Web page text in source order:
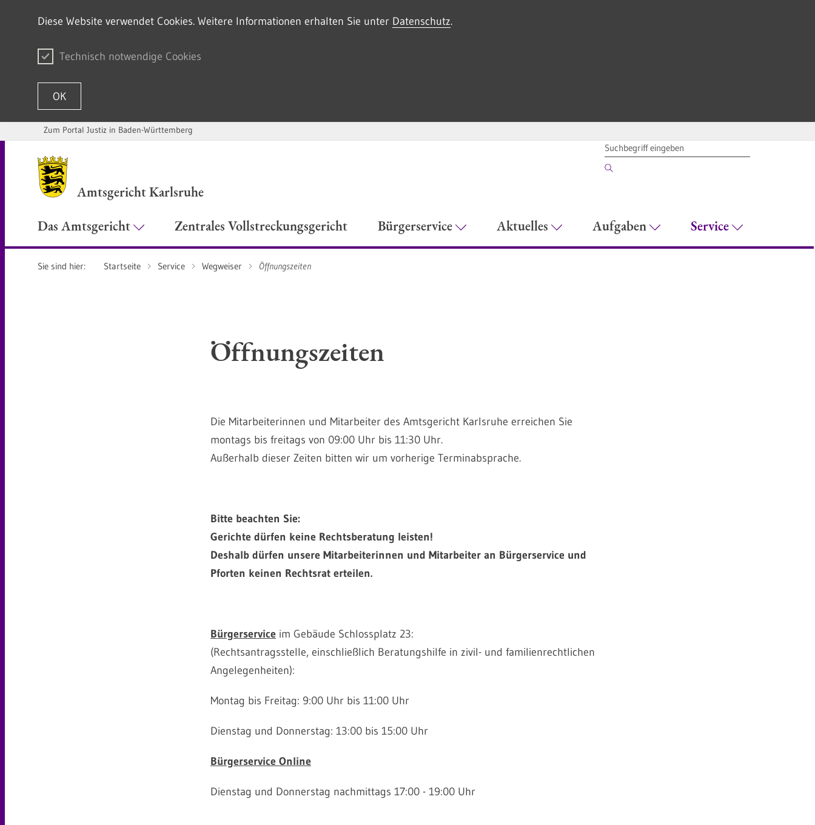
Diese Website verwendet Cookies. Weitere Informationen erhalten Sie unter Datenschutz.
Technisch notwendige Cookies
OK
Zum Inhalt springen
Zum Portal Justiz in Baden-Württemberg
Amtsgericht Karlsruhe
SUCHBEGRIFF
Das Amtsgericht Zentrales Vollstreckungsgericht Bürgerservice Aktuelles Aufgaben Service
Sie sind hier: Startseite Service Wegweiser Öffnungszeiten
Öffnungszeiten
Die Mitarbeiterinnen und Mitarbeiter des Amtsgericht Karlsruhe erreichen Sie
montags bis freitags von 09:00 Uhr bis 11:30 Uhr.
Außerhalb dieser Zeiten bitten wir um vorherige Terminabsprache.
Bitte beachten Sie:
Gerichte dürfen keine Rechtsberatung leisten!
Deshalb dürfen unsere Mitarbeiterinnen und Mitarbeiter an Bürgerservice und
Pforten keinen Rechtsrat erteilen.
Bürgerservice im Gebäude Schlossplatz 23:
(Rechtsantragsstelle, einschließlich Beratungshilfe in zivil- und familienrechtlichen
Angelegenheiten):
Montag bis Freitag: 9:00 Uhr bis 11:00 Uhr
Dienstag und Donnerstag: 13:00 bis 15:00 Uhr
Bürgerservice Online
Dienstag und Donnerstag nachmittags 17:00 - 19:00 Uhr